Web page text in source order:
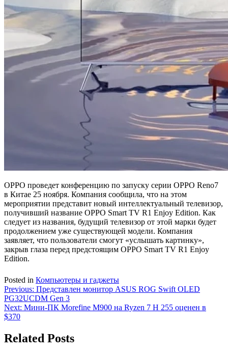
OPPO проведет конференцию по запуску серии OPPO Reno7
в Китае 25 ноября. Компания сообщила, что на этом
мероприятии представит новый интеллектуальный телевизор,
получивший название OPPO Smart TV R1 Enjoy Edition. Как
следует из названия, будущий телевизор от этой марки будет
продолжением уже существующей модели. Компания
заявляет, что пользователи смогут «услышать картинку»,
закрыв глаза перед предстоящим OPPO Smart TV R1 Enjoy
Edition.
Posted in Компьютеры и гаджеты
Навигация
по
записям
Previous: Представлен монитор ASUS ROG Swift OLED
PG32UCDM Gen 3
Next: Мини-ПК Morefine M900 на Ryzen 7 H 255 оценен в
$370
Related Posts